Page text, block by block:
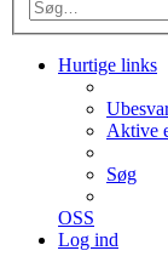
Hurtige links
Aktive
Søg
OSS
Log ind